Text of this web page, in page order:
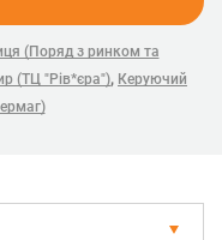
(Поряд з ринком та
(ТЦ "Рів*єра"), Керуючий